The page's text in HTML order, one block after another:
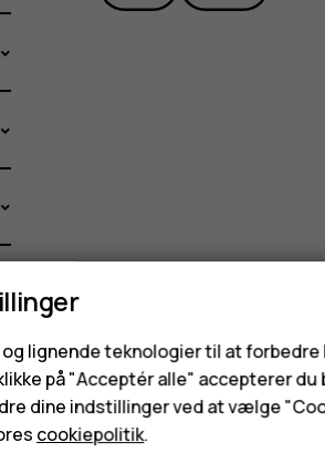
lignende teknologier til at
på "Acceptér alle" accepterer
dine indstillinger ved at vælge
cookiepolitik.